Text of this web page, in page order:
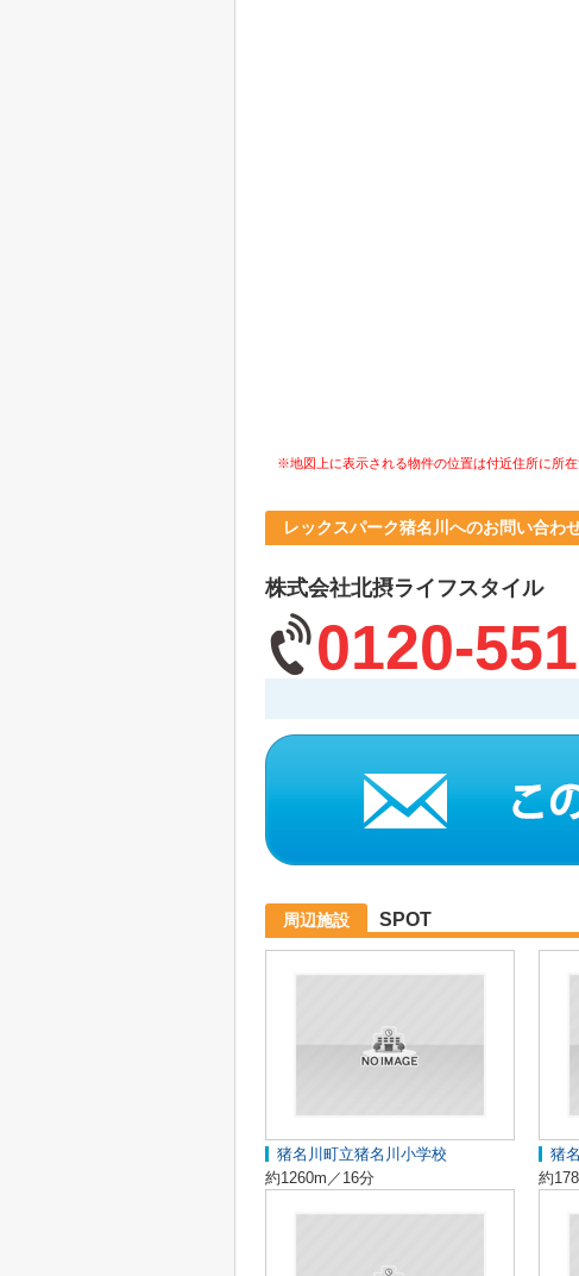
※地図上に表示される物件の位置は付近住所に所
レックスパーク猪名川へのお問い合わ
株式会社北摂ライフスタイル
0120-
周辺施設 SPOT
猪名川町立猪名川小学校
約1260m／16分
猪
約